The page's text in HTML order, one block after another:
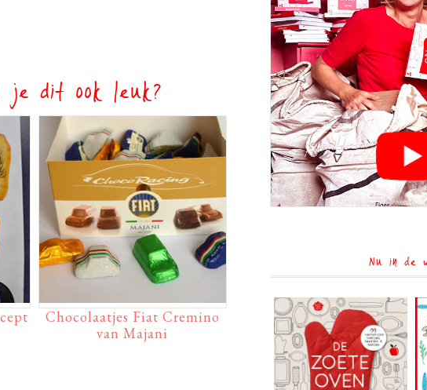
je dit ook leuk?
Chocolaatjes Fiat Cremino
van Majani
Nu in de